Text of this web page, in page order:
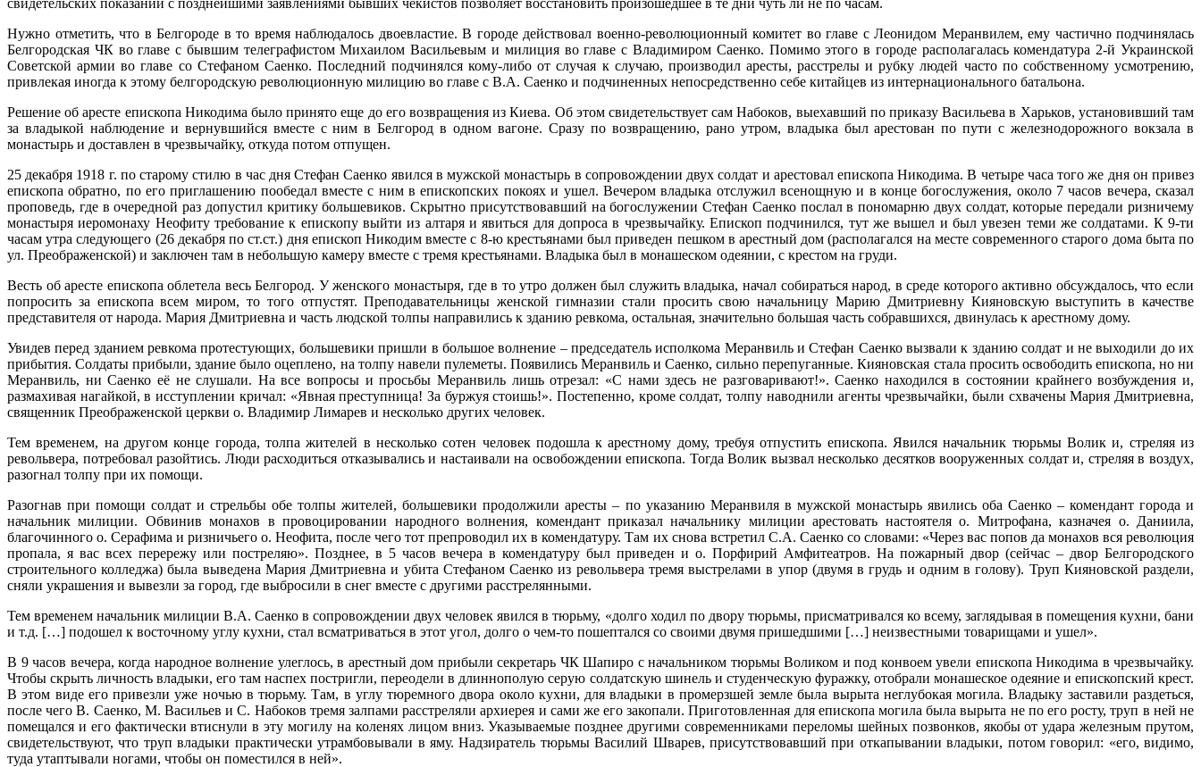
Нужно отметить, что в Белгороде в то время наблюдалось двоевластие. В городе действовал военно-революционный комитет во главе с Леонидом Меранвилем, ему частично подчинялась
Белгородская ЧК во главе с бывшим телеграфистом Михаилом Васильевым и милиция во главе с Владимиром Саенко. Помимо этого в городе располагалась комендатура 2-й Украинской
Советской армии во главе со Стефаном Саенко. Последний подчинялся кому-либо от случая к случаю, производил аресты, расстрелы и рубку людей часто по собственному усмотрению,
привлекая иногда к этому белгородскую революционную милицию во главе с В.А. Саенко и подчиненных непосредственно себе китайцев из интернационального батальона.
Решение об аресте епископа Никодима было принято еще до его возвращения из Киева. Об этом свидетельствует сам Набоков, выехавший по приказу Васильева в Харьков, установивший там
за владыкой наблюдение и вернувшийся вместе с ним в Белгород в одном вагоне. Сразу по возвращению, рано утром, владыка был арестован по пути с железнодорожного вокзала в
монастырь и доставлен в чрезвычайку, откуда потом отпущен.
25 декабря 1918 г. по старому стилю в час дня Стефан Саенко явился в мужской монастырь в сопровождении двух солдат и арестовал епископа Никодима. В четыре часа того же дня он привез
епископа обратно, по его приглашению пообедал вместе с ним в епископских покоях и ушел. Вечером владыка отслужил всенощную и в конце богослужения, около 7 часов вечера, сказал
проповедь, где в очередной раз допустил критику большевиков. Скрытно присутствовавший на богослужении Стефан Саенко послал в пономарню двух солдат, которые передали ризничему
монастыря иеромонаху Неофиту требование к епископу выйти из алтаря и явиться для допроса в чрезвычайку. Епископ подчинился, тут же вышел и был увезен теми же солдатами. К 9-ти
часам утра следующего (26 декабря по ст.ст.) дня епископ Никодим вместе с 8-ю крестьянами был приведен пешком в арестный дом (располагался на месте современного старого дома быта по
ул. Преображенской) и заключен там в небольшую камеру вместе с тремя крестьянами. Владыка был в монашеском одеянии, с крестом на груди.
Весть об аресте епископа облетела весь Белгород. У женского монастыря, где в то утро должен был служить владыка, начал собираться народ, в среде которого активно обсуждалось, что если
попросить за епископа всем миром, то того отпустят. Преподавательницы женской гимназии стали просить свою начальницу Марию Дмитриевну Кияновскую выступить в качестве
представителя от народа. Мария Дмитриевна и часть людской толпы направились к зданию ревкома, остальная, значительно большая часть собравшихся, двинулась к арестному дому.
Увидев перед зданием ревкома протестующих, большевики пришли в большое волнение – председатель исполкома Меранвиль и Стефан Саенко вызвали к зданию солдат и не выходили до их
прибытия. Солдаты прибыли, здание было оцеплено, на толпу навели пулеметы. Появились Меранвиль и Саенко, сильно перепуганные. Кияновская стала просить освободить епископа, но ни
Меранвиль, ни Саенко её не слушали. На все вопросы и просьбы Меранвиль лишь отрезал: «С нами здесь не разговаривают!». Саенко находился в состоянии крайнего возбуждения и,
размахивая нагайкой, в исступлении кричал: «Явная преступница! За буржуя стоишь!». Постепенно, кроме солдат, толпу наводнили агенты чрезвычайки, были схвачены Мария Дмитриевна,
священник Преображенской церкви о. Владимир Лимарев и несколько других человек.
Тем временем, на другом конце города, толпа жителей в несколько сотен человек подошла к арестному дому, требуя отпустить епископа. Явился начальник тюрьмы Волик и, стреляя из
револьвера, потребовал разойтись. Люди расходиться отказывались и настаивали на освобождении епископа. Тогда Волик вызвал несколько десятков вооруженных солдат и, стреляя в воздух,
разогнал толпу при их помощи.
Разогнав при помощи солдат и стрельбы обе толпы жителей, большевики продолжили аресты – по указанию Меранвиля в мужской монастырь явились оба Саенко – комендант города и
начальник милиции. Обвинив монахов в провоцировании народного волнения, комендант приказал начальнику милиции арестовать настоятеля о. Митрофана, казначея о. Даниила,
благочинного о. Серафима и ризничьего о. Неофита, после чего тот препроводил их в комендатуру. Там их снова встретил С.А. Саенко со словами: «Через вас попов да монахов вся революция
пропала, я вас всех перережу или постреляю». Позднее, в 5 часов вечера в комендатуру был приведен и о. Порфирий Амфитеатров. На пожарный двор (сейчас – двор Белгородского
строительного колледжа) была выведена Мария Дмитриевна и убита Стефаном Саенко из револьвера тремя выстрелами в упор (двумя в грудь и одним в голову). Труп Кияновской раздели,
сняли украшения и вывезли за город, где выбросили в снег вместе с другими расстрелянными.
Тем временем начальник милиции В.А. Саенко в сопровождении двух человек явился в тюрьму, «долго ходил по двору тюрьмы, присматривался ко всему, заглядывая в помещения кухни, бани
и т.д. […] подошел к восточному углу кухни, стал всматриваться в этот угол, долго о чем-то пошептался со своими двумя пришедшими […] неизвестными товарищами и ушел».
В 9 часов вечера, когда народное волнение улеглось, в арестный дом прибыли секретарь ЧК Шапиро с начальником тюрьмы Воликом и под конвоем увели епископа Никодима в чрезвычайку.
Чтобы скрыть личность владыки, его там наспех постригли, переодели в длиннополую серую солдатскую шинель и студенческую фуражку, отобрали монашеское одеяние и епископский крест.
В этом виде его привезли уже ночью в тюрьму. Там, в углу тюремного двора около кухни, для владыки в промерзшей земле была вырыта неглубокая могила. Владыку заставили раздеться,
после чего В. Саенко, М. Васильев и С. Набоков тремя залпами расстреляли архиерея и сами же его закопали. Приготовленная для епископа могила была вырыта не по его росту, труп в ней не
помещался и его фактически втиснули в эту могилу на коленях лицом вниз. Указываемые позднее другими современниками переломы шейных позвонков, якобы от удара железным прутом,
свидетельствуют, что труп владыки практически утрамбовывали в яму. Надзиратель тюрьмы Василий Шварев, присутствовавший при откапывании владыки, потом говорил: «его, видимо,
туда утаптывали ногами, чтобы он поместился в ней».